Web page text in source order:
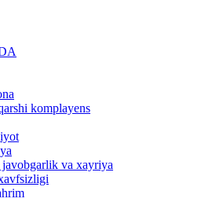
komplayens
va xayriya